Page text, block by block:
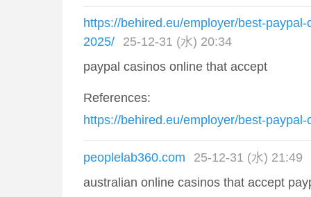
https://behired.eu/employer/best-
2025/
25-12-31 (水) 20:34
paypal casinos online that accept
References:
https://behired.eu/employer/best-
peoplelab360.com
25-12-31 (水) 21:49
australian online casinos that accept